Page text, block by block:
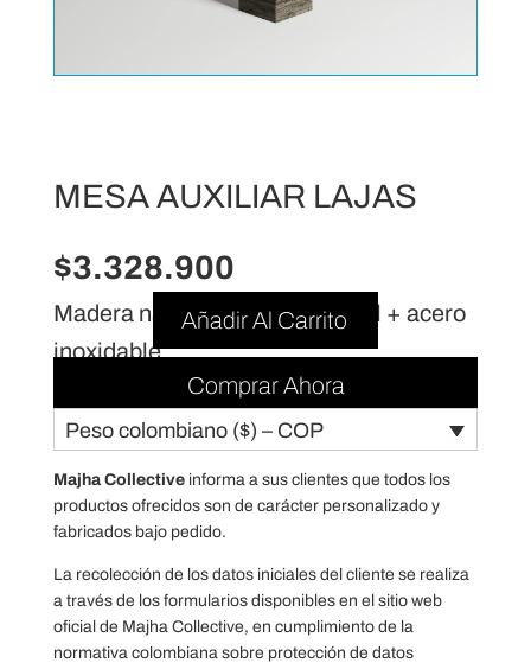
MESA AUXILIAR LAJAS
$3.328.900
Madera natural + piedra natural + acero
inoxidable
Añadir Al Carrito
Comprar Ahora
Peso colombiano ($) – COP
Majha Collective informa a sus clientes que todos los
productos ofrecidos son de carácter personalizado y
fabricados bajo pedido.
La recolección de los datos iniciales del cliente se realiza
a través de los formularios disponibles en el sitio web
oficial de Majha Collective, en cumplimiento de la
normativa colombiana sobre protección de datos